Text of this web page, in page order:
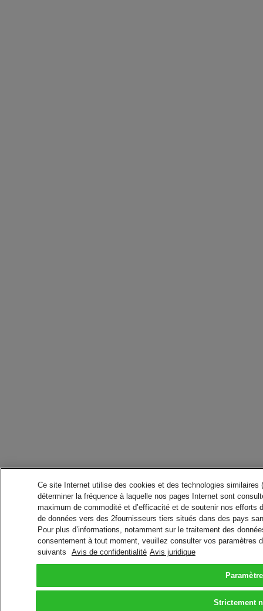
Ce site Internet utilise des cookies et des technologies
déterminer la fréquence à laquelle nos pages Internet sont
maximum de commodité et d’efficacité et de soutenir nos
de données vers des 2fournisseurs tiers situés dans des pays
Pour plus d’informations, notamment sur le traitement des
consentement à tout moment, veuillez consulter vos paramètres
suivants
Avis de confidentialité Avis juridique
Strictement